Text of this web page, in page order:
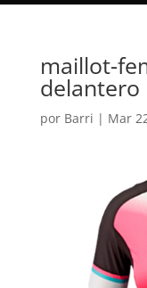
maillot-
delantero
por Barri | Mar